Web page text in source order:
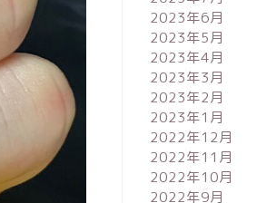
2023年6月
2023年5月
2023年4月
2023年3月
2023年2月
2023年1月
2022年12月
2022年11月
2022年10月
2022年9月